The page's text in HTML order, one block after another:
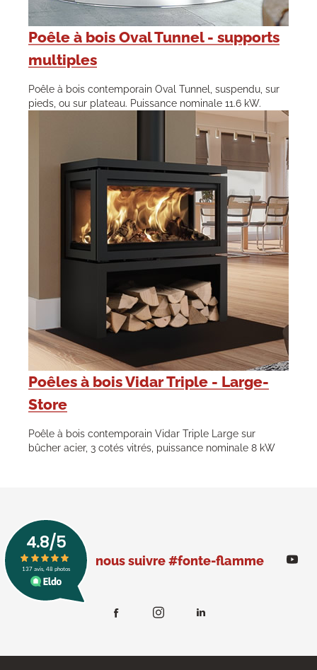
Poêle à bois Oval Tunnel - supports
multiples
Poêle à bois contemporain Oval Tunnel, suspendu, sur
pieds, ou sur plateau. Puissance nominale 11.6 kW.
Poêles à bois Vidar Triple - Large-
Store
Poêle à bois contemporain Vidar Triple Large sur
bûcher acier, 3 cotés vitrés, puissance nominale 8 kW
nous suivre #fonte-flamme